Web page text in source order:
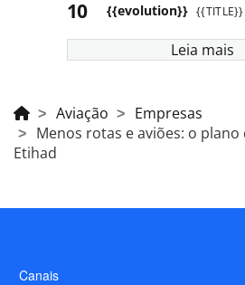
{{evolution}} {{TITLE}}
Leia mais
Aviação
Empresas
Menos rotas e aviões: o
Etihad
Canais